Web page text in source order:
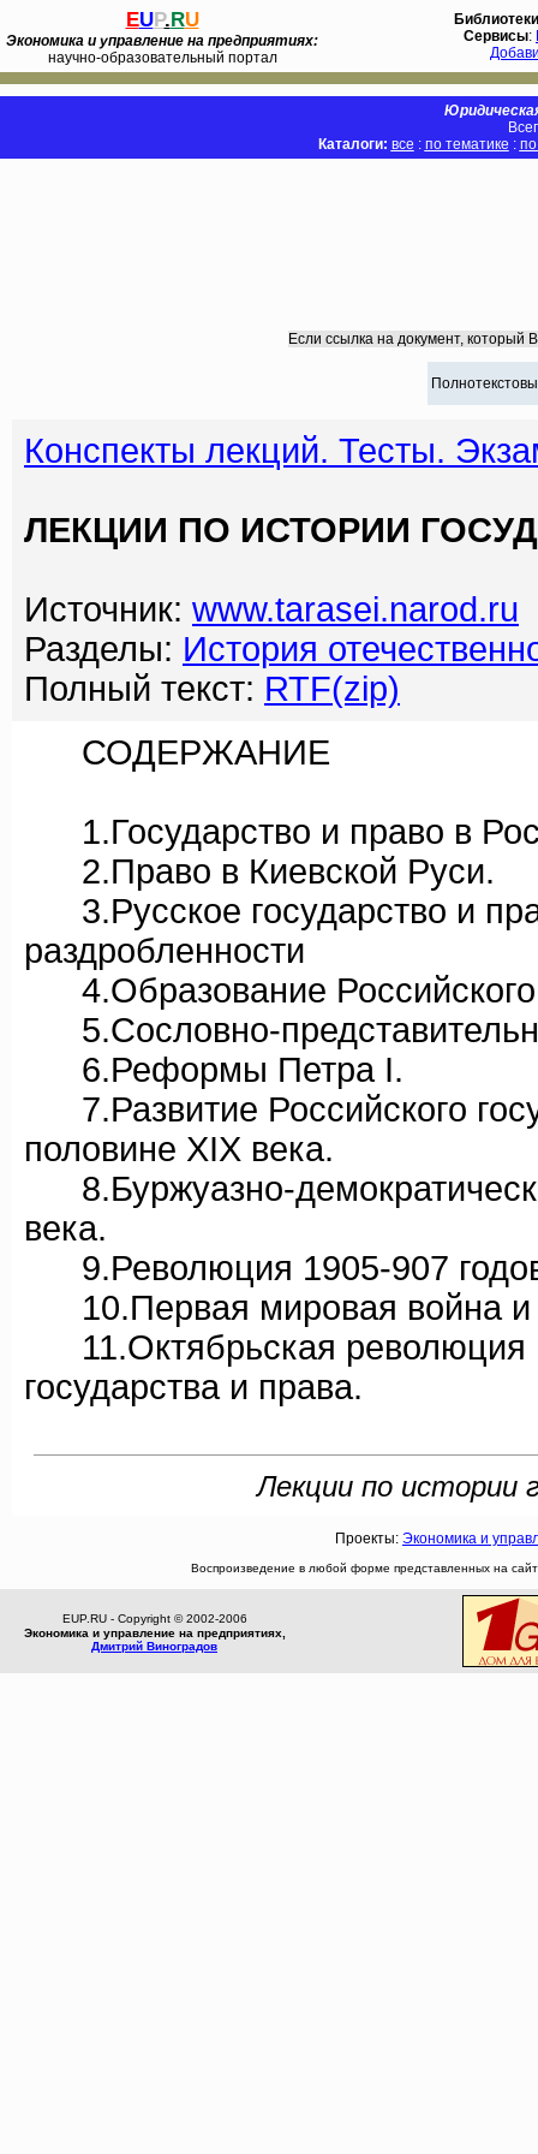
EUP.RU
Экономика и управление на предприятиях:
научно-образовательный портал
Библиотеки
Сервисы:
Каталоги: все : по тематике :
Если ссылка на документ, который
Конспекты лекций. Тесты.
ЛЕКЦИИ ПО ИСТОРИИ
Источник: www.tarasei.narod.ru
Разделы: История
Полный текст: RTF(zip)
СОДЕРЖАНИЕ
1.Государство и право в
2.Право в Киевской Руси.
3.Русское государство и
раздробленности
4.Образование Российского
5.Сословно-
6.Реформы Петра I.
7.Развитие Российского
половине XIX века.
8.Буржуазно-
века.
9.Революция 1905-907
10.Первая мировая война и
11.Октябрьская революция
государства и права.
Лекции по истории
Проекты: Экономика и
Воспроизведение в любой форме представленных на
EUP.RU - Copyright © 2002-2006
Экономика и управление на предприятиях,
Дмитрий Виноградов